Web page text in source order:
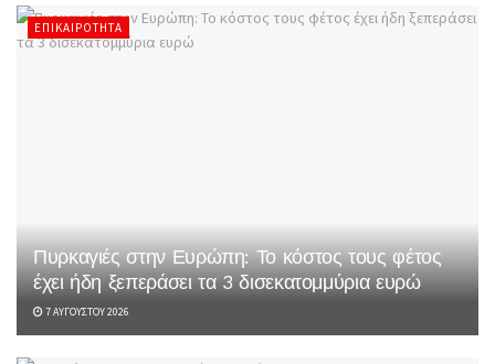
ΕΠΙΚΑΙΡΌΤΗΤΑ
Πυρκαγιές στην Ευρώπη: Το κόστος τους φέτος
έχει ήδη ξεπεράσει τα 3 δισεκατομμύρια ευρώ
7 ΑΥΓΟΎΣΤΟΥ 2026